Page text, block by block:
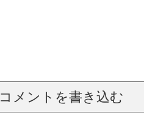
コメントを書き込む